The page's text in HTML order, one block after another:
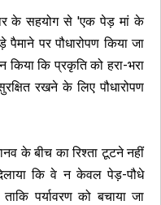
के सहयोग से 'एक पेड़ मां के
पैमाने पर पौधारोपण किया जा
किया कि प्रकृति को हरा-भरा
रखने के लिए पौधारोपण
के बीच का रिश्ता टूटने नहीं
कि वे न केवल पेड़-पौधे
पर्यावरण को बचाया जा